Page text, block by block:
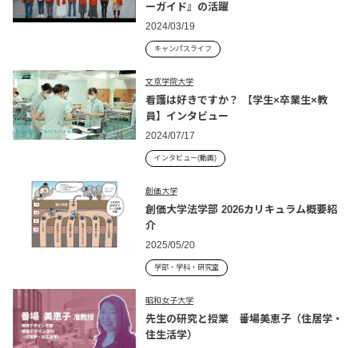
ーガイド』の活躍
2024/03/19
キャンパスライフ
文京学院大学
看護は好きですか？ 【学生×卒業生×教
員】インタビュー
2024/07/17
インタビュー(動画)
創価大学
創価大学法学部 2026カリキュラム概要紹
介
2025/05/20
学部・学科・研究室
昭和女子大学
先生の研究と授業 番場美恵子（住居学・
住生活学）